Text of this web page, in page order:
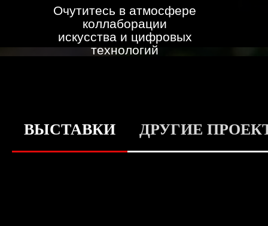
Очутитесь в атмосфере
коллаборации
искусства и цифровых
технологий
ВЫСТАВКИ ДРУГИЕ